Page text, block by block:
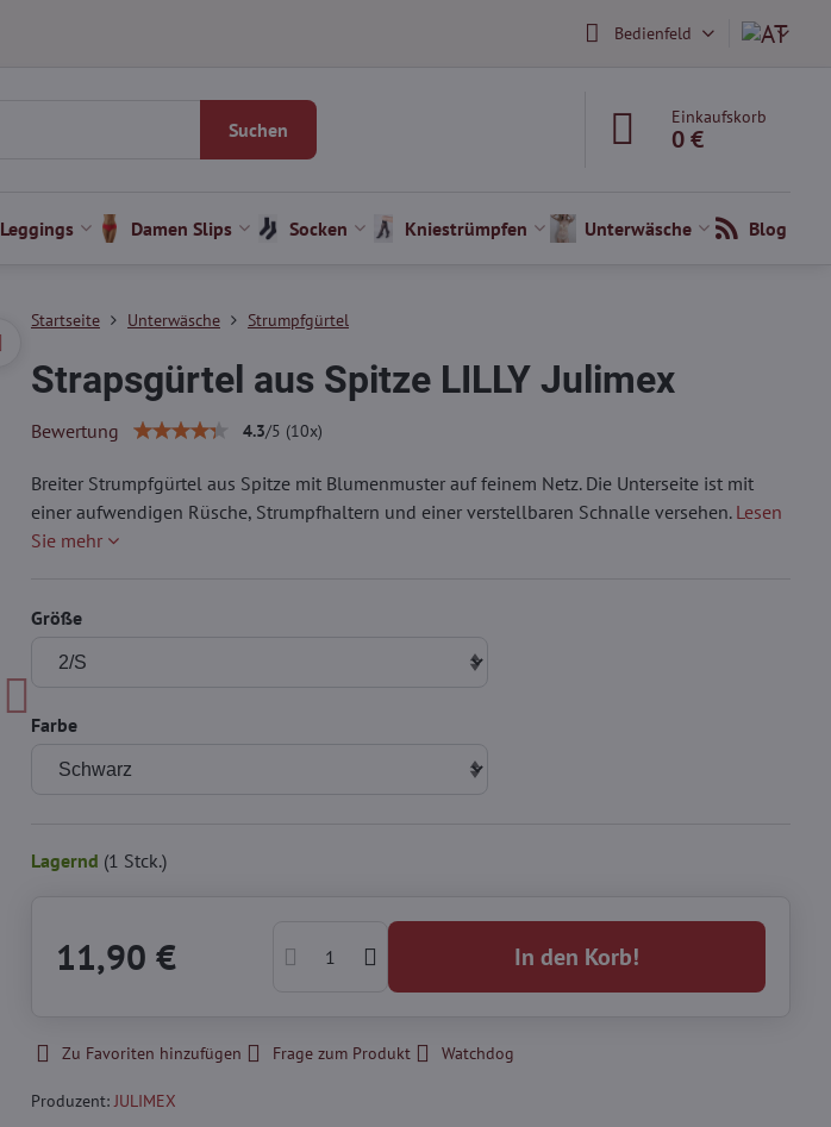
Bedienfeld
Suchen
Einkaufskorb
0 €
Leggings Damen Slips Socken Kniestrümpfen Unterwäsche Blog
Startseite Unterwäsche Strumpfgürtel
Strapsgürtel aus Spitze LILLY Julimex
Bewertung 4.3/5 (10x)
Breiter Strumpfgürtel aus Spitze mit Blumenmuster auf feinem Netz. Die Unterseite ist mit
einer aufwendigen Rüsche, Strumpfhaltern und einer verstellbaren Schnalle versehen. Lesen
Sie mehr
Größe
Farbe
Lagernd (1 Stck.)
11,90 € In den Korb!
Zu Favoriten hinzufügen Frage zum Produkt Watchdog
Produzent:JULIMEX